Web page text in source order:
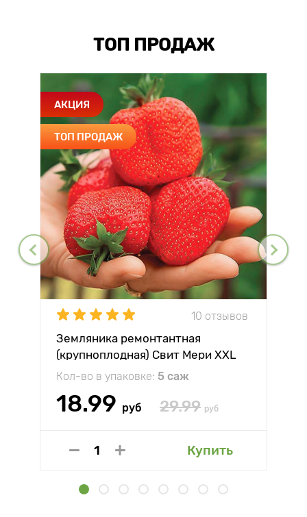
ТОП ПРОДАЖ
АКЦИЯ
ТОП ПРОДАЖ
10 отзывов
Земляника ремонтантная
(крупноплодная) Свит Мери XXL
Кол-во в упаковке: 5 саж
18.99 руб 29.99 руб
Купить